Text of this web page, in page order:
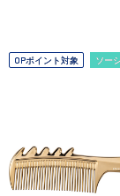
OPポイント対象 ソー